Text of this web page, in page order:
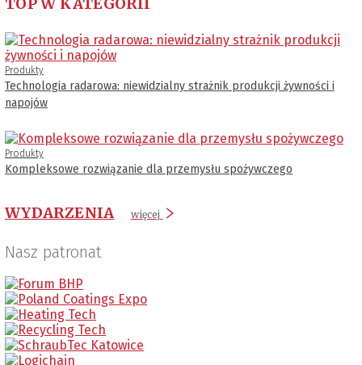
Produkty
Technologia radarowa: niewidzialny strażnik produkcji żywności i
napojów
Produkty
Kompleksowe rozwiązanie dla przemysłu spożywczego
WYDARZENIA więcej
Nasz patronat